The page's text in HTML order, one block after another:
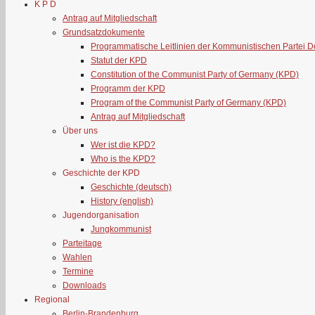
K P D
Antrag auf Mitgliedschaft
Grundsatzdokumente
Programmatische Leitlinien der Kommunistischen Partei
Statut der KPD
Constitution of the Communist Party of Germany (KPD)
Programm der KPD
Program of the Communist Party of Germany (KPD)
Antrag auf Mitgliedschaft
Über uns
Wer ist die KPD?
Who is the KPD?
Geschichte der KPD
Geschichte (deutsch)
History (english)
Jugendorganisation
Jungkommunist
Parteitage
Wahlen
Termine
Downloads
Regional